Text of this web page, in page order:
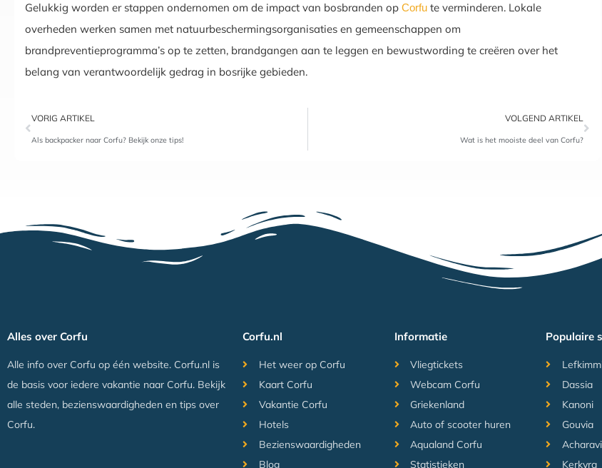
Gelukkig worden er stappen ondernomen om de impact van bosbranden op Corfu te verminderen. Lokale
overheden werken samen met natuurbeschermingsorganisaties en gemeenschappen om
brandpreventieprogramma’s op te zetten, brandgangen aan te leggen en bewustwording te creëren over het
belang van verantwoordelijk gedrag in bosrijke gebieden.
VORIG ARTIKEL
Als backpacker naar Corfu? Bekijk onze tips!
VOLGEND ARTIKEL
Wat is het mooiste deel van Corfu?
Alles over Corfu
Alle info over Corfu op één website. Corfu.nl is
de basis voor iedere vakantie naar Corfu. Bekijk
alle steden, bezienswaardigheden en tips over
Corfu.
Corfu.nl
Het weer op Corfu
Kaart Corfu
Vakantie Corfu
Hotels
Bezienswaardigheden
Blog
Informatie
Vliegtickets
Webcam Corfu
Griekenland
Auto of scooter huren
Aqualand Corfu
Statistieken
Populaire
Dassia
Kanoni
Gouvia
Acharavi
Kerkyra